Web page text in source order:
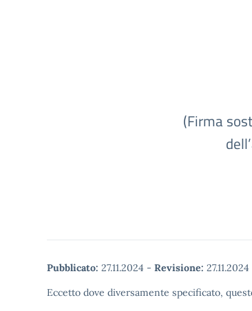
(Firma
Pubblicato: 27.11.2024 - Revisione: 27.11.2024
Eccetto dove diversamente specificato,